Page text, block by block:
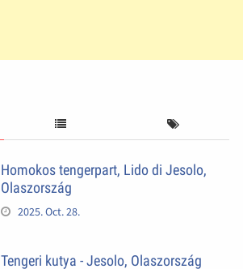
Homokos tengerpart, Lido di Jesolo,
Olaszország
2025. Oct. 28.
Tengeri kutya - Jesolo, Olaszország